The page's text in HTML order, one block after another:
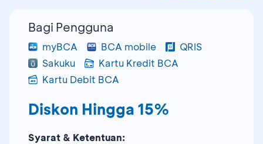
Bagi Pengguna
myBCA BCA mobile
QRIS
Sakuku
Kartu Kredit BCA
Kartu Debit BCA
Diskon Hingga 15%
Syarat & Ketentuan: